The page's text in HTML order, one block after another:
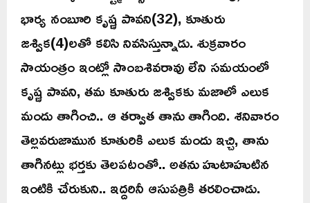
భార్య నంబూరి కృష్ణ పావని(32), కూతురు
జశ్విక(4)లతో కలిసి నివసిస్తున్నాడు. శుక్రవారం
సాయంత్రం ఇంట్లో సాంబశివరావు లేని సమయంలో
కృష్ణ పావని, తమ కూతురు జశ్వికకు మజాలో ఎలుక
మందు తాగించి.. ఆ తర్వాత తాను తాగింది. శనివారం
తెల్లవరుజామున కూతురికి ఎలుక మందు ఇచ్చి, తాను
తాగినట్లు భర్తకు తెలపటంతో.. అతను హుటాహుటిన
ఇంటికి చేరుకుని.. ఇద్దరినీ ఆసుపత్రికి తరలించాడు.